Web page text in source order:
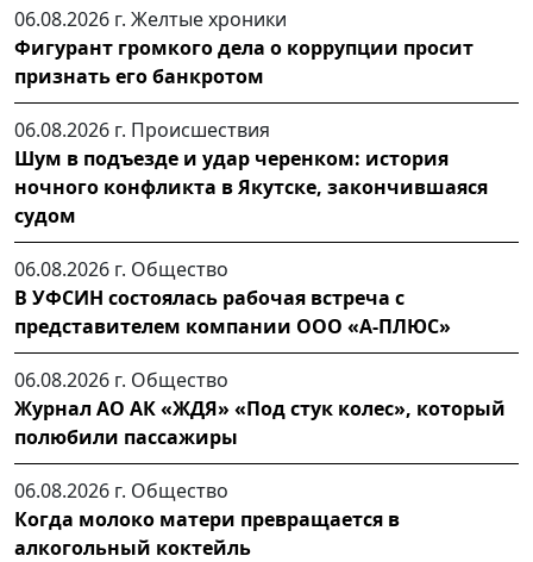
06.08.2026 г. Желтые хроники
Фигурант громкого дела о коррупции просит
признать его банкротом
06.08.2026 г. Происшествия
Шум в подъезде и удар черенком: история
ночного конфликта в Якутске, закончившаяся
судом
06.08.2026 г. Общество
В УФСИН состоялась рабочая встреча с
представителем компании ООО «А-ПЛЮС»
06.08.2026 г. Общество
Журнал АО АК «ЖДЯ» «Под стук колес», который
полюбили пассажиры
06.08.2026 г. Общество
Когда молоко матери превращается в
алкогольный коктейль